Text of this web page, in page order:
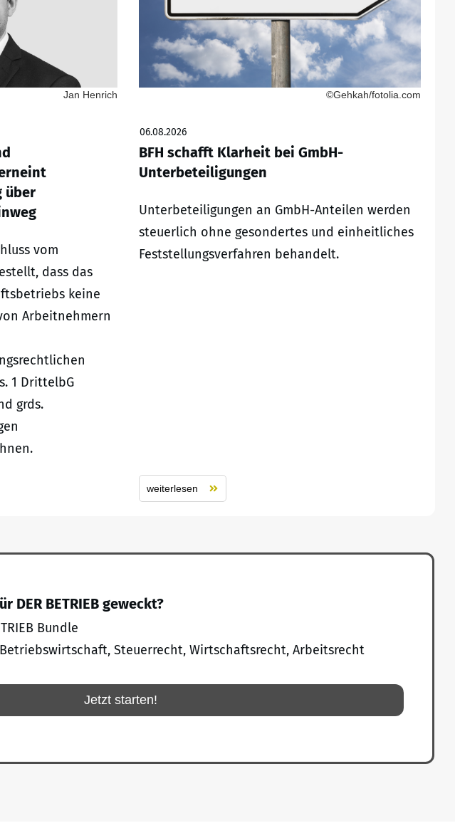
Jan Henrich
über
vom
dass das
keine
Arbeitnehmern
1 DrittelbG
grds.
©Gehkah/fotolia.com
06.08.2026
BFH schafft Klarheit bei GmbH-
Unterbeteiligungen
Unterbeteiligungen an GmbH-Anteilen werden
steuerlich ohne gesondertes und einheitliches
Feststellungsverfahren behandelt.
weiterlesen
DER BETRIEB geweckt?
Bundle
Steuerrecht, Wirtschaftsrecht, Arbeitsrecht
Jetzt starten!